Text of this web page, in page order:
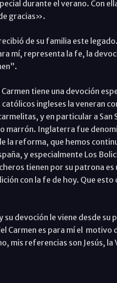
durante el verano. Con
gracias».
de su familia este
mí, representa la fe, la
tiene una devoción
ingleses la veneran
y en particular a San
marrón. Inglaterra fue
la reforma, que hemos
y especialmente Los
tienen por su patrona es
con la fe de hoy. Que esto
devoción le viene desde su
Carmen es para mí el motivo
mis referencias son Jesús, la